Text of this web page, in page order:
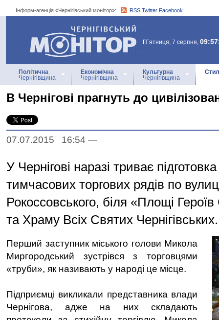
Інформ-агенція «Чернігівський монітор»: RSS Twitter Facebook
Інформ-агенція
«Чернігівський монітор»
П`ятниця, 7 серпня,
Політична
Чернігівщина
Економічна
Чернігівщина
Культурна
Чернігівщина
В Чернігові прагнуть до
07.07.2015 16:54 —
У Чернігові наразі триває
тимчасових торгових рядів по
Рокоссовського, біля «Площі
та Храму Всіх Святих Чернігівських.
Перший заступник міського голови Микола
Миргородський зустрівся з торговцями
«труби», як називають у народі це місце.
Підприємці викликали представника влади
Чернігова, адже на них складають